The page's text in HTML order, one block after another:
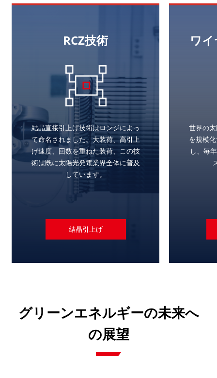
RCZ技術
結晶直接引上げ技術はロンジによっ
て命名されました。大装荷、高引上
げ速度、回数を重ねた装荷、この技
術は既に太陽光発電業界全体に普及
しています。
結晶引上げ
ワ
世界の
を規模
し、毎
グリーンエネルギーの未来へ
の展望